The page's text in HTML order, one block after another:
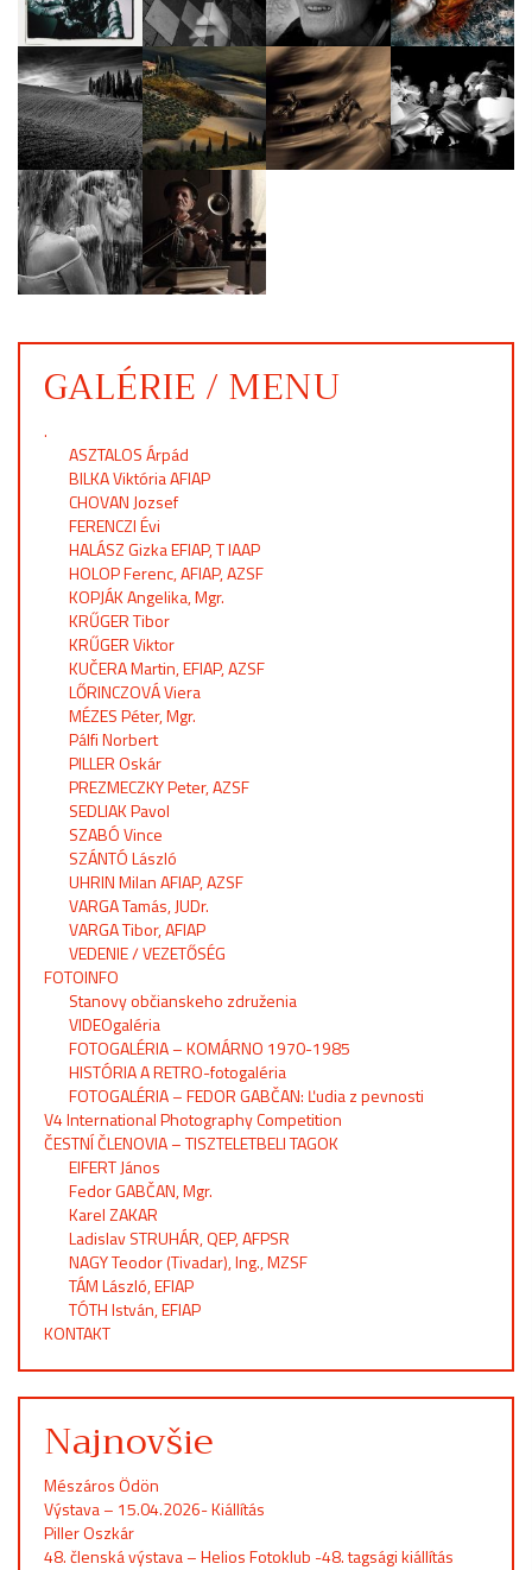
GALÉRIE / MENU
.
ASZTALOS Árpád
BILKA Viktória AFIAP
CHOVAN Jozsef
FERENCZI Évi
HALÁSZ Gizka EFIAP, T IAAP
HOLOP Ferenc, AFIAP, AZSF
KOPJÁK Angelika, Mgr.
KRŰGER Tibor
KRŰGER Viktor
KUČERA Martin, EFIAP, AZSF
LŐRINCZOVÁ Viera
MÉZES Péter, Mgr.
Pálfi Norbert
PILLER Oskár
PREZMECZKY Peter, AZSF
SEDLIAK Pavol
SZABÓ Vince
SZÁNTÓ László
UHRIN Milan AFIAP, AZSF
VARGA Tamás, JUDr.
VARGA Tibor, AFIAP
VEDENIE / VEZETŐSÉG
FOTOINFO
Stanovy občianskeho združenia
VIDEOgaléria
FOTOGALÉRIA – KOMÁRNO 1970-1985
HISTÓRIA A RETRO-fotogaléria
FOTOGALÉRIA – FEDOR GABČAN: Ľudia z pevnosti
V4 International Photography Competition
ČESTNÍ ČLENOVIA – TISZTELETBELI TAGOK
EIFERT János
Fedor GABČAN, Mgr.
Karel ZAKAR
Ladislav STRUHÁR, QEP, AFPSR
NAGY Teodor (Tivadar), Ing., MZSF
TÁM László, EFIAP
TÓTH István, EFIAP
KONTAKT
Najnovšie
Mészáros Ödön
Výstava – 15.04.2026- Kiállítás
Piller Oszkár
48. členská výstava – Helios Fotoklub -48. tagsági kiállítás